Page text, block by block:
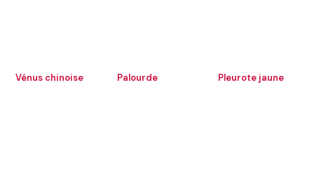
Vénus chinoise Palourde Pleurote jaune